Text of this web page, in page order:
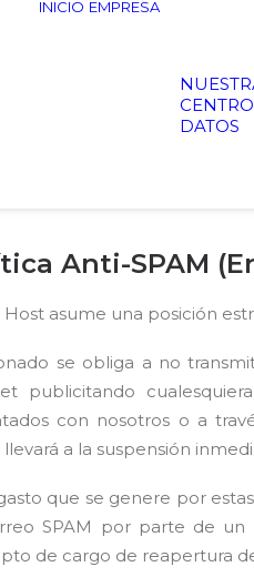
INICIO EMPRESA
DATOS
Anti-SPAM
Host asume una posición
se obliga a no
publicitando
con nosotros o a
a la suspensión
que se genere por
SPAM por parte de un
de cargo de reapertura